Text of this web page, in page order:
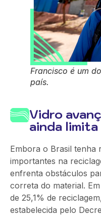
Francisco é um
país.
Vidro
ainda
Embora o Brasil tenha
importantes na
enfrenta obstáculos
correta do material.
de 25,1% de
estabelecida pelo